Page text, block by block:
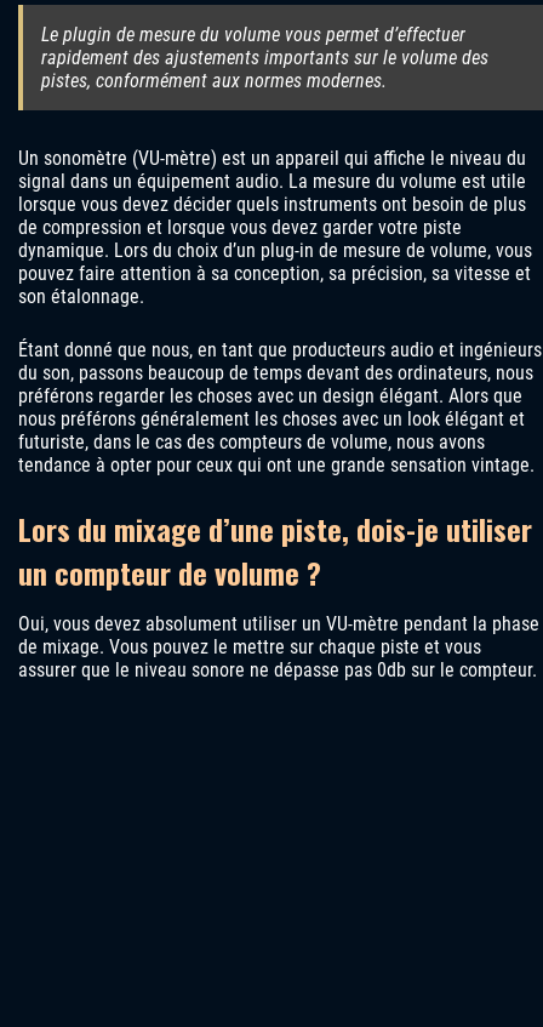
Le plugin de mesure du volume vous permet d’effectuer
rapidement des ajustements importants sur le volume des
pistes, conformément aux normes modernes.
Un sonomètre (VU-mètre) est un appareil qui affiche le niveau du
signal dans un équipement audio. La mesure du volume est utile
lorsque vous devez décider quels instruments ont besoin de plus
de compression et lorsque vous devez garder votre piste
dynamique. Lors du choix d’un plug-in de mesure de volume, vous
pouvez faire attention à sa conception, sa précision, sa vitesse et
son étalonnage.
Étant donné que nous, en tant que producteurs audio et ingénieurs
du son, passons beaucoup de temps devant des ordinateurs, nous
préférons regarder les choses avec un design élégant. Alors que
nous préférons généralement les choses avec un look élégant et
futuriste, dans le cas des compteurs de volume, nous avons
tendance à opter pour ceux qui ont une grande sensation vintage.
Lors du mixage d’une piste, dois-je utiliser
un compteur de volume ?
Oui, vous devez absolument utiliser un VU-mètre pendant la phase
de mixage. Vous pouvez le mettre sur chaque piste et vous
assurer que le niveau sonore ne dépasse pas 0db sur le compteur.